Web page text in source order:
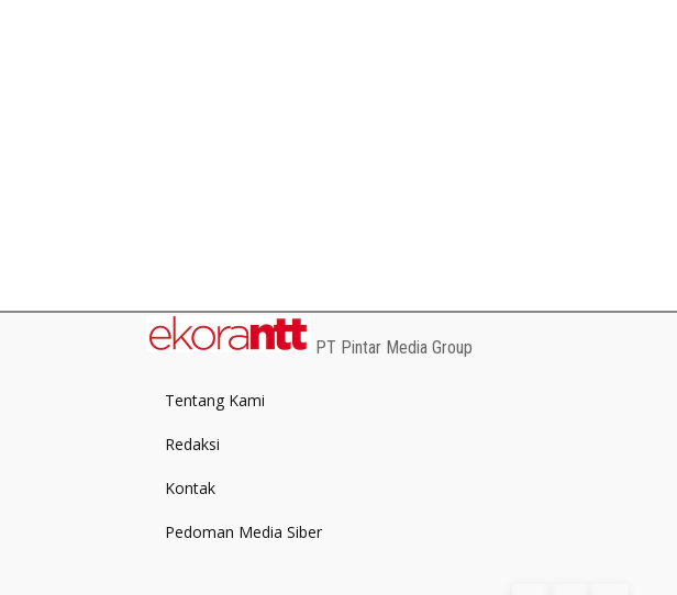
PT Pintar Media Group
Tentang Kami
Redaksi
Kontak
Pedoman Media Siber